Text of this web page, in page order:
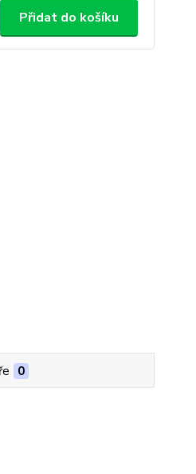
Přidat do košíku
0